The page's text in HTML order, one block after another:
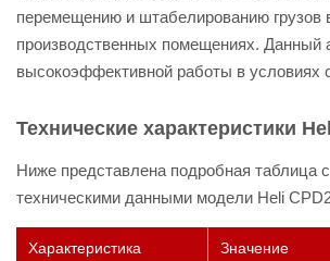
перемещению и штабелированию грузов
производственных помещениях. Данный
высокоэффективной работы в условиях
Технические характеристики
Ниже представлена подробная таблица
техническими данными модели Heli
Характеристика Значение